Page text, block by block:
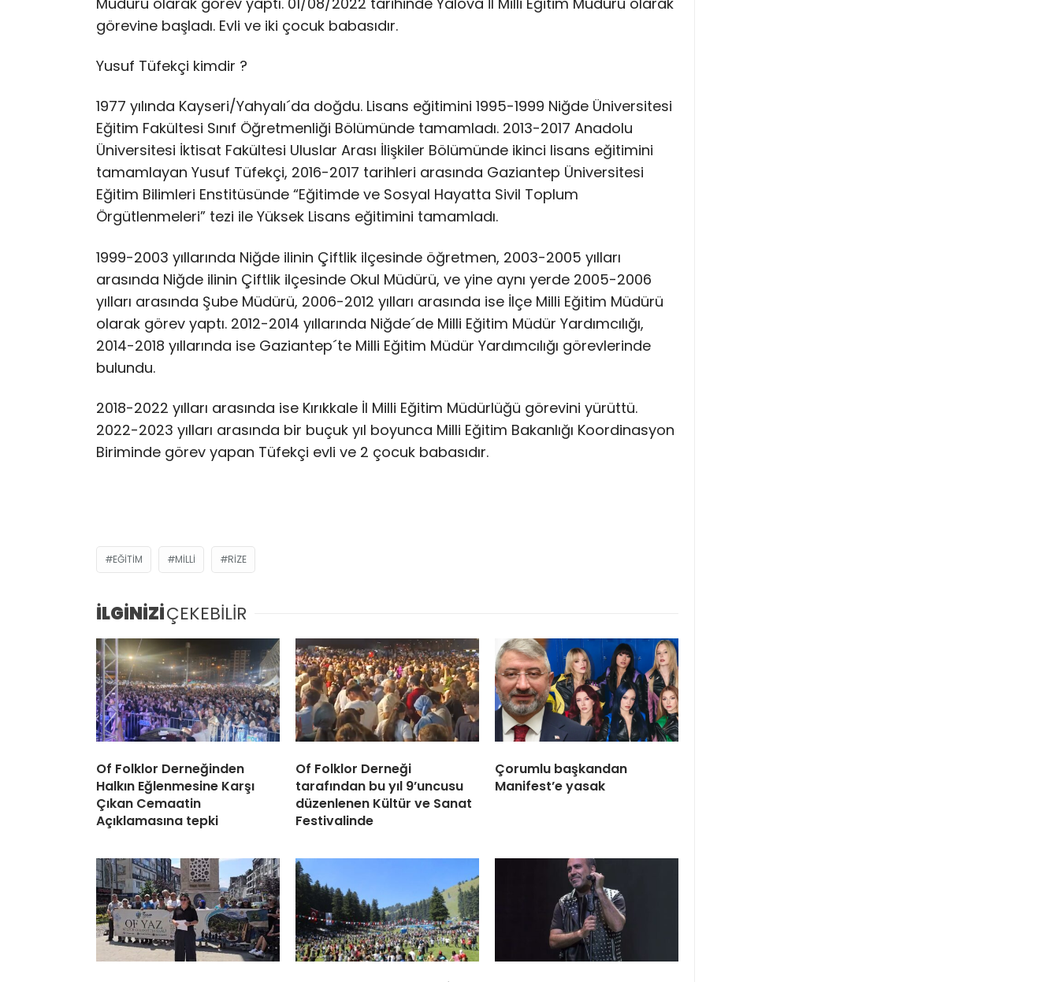
görevine başladı. Evli ve iki çocuk babasıdır.
Yusuf Tüfekçi kimdir ?
1977 yılında Kayseri/Yahyalı´da doğdu. Lisans eğitimini 1995-1999 Niğde Üniversitesi
Eğitim Fakültesi Sınıf Öğretmenliği Bölümünde tamamladı. 2013-2017 Anadolu
Üniversitesi İktisat Fakültesi Uluslar Arası İlişkiler Bölümünde ikinci lisans eğitimini
tamamlayan Yusuf Tüfekçi, 2016-2017 tarihleri arasında Gaziantep Üniversitesi
Eğitim Bilimleri Enstitüsünde “Eğitimde ve Sosyal Hayatta Sivil Toplum
Örgütlenmeleri” tezi ile Yüksek Lisans eğitimini tamamladı.
1999-2003 yıllarında Niğde ilinin Çiftlik ilçesinde öğretmen, 2003-2005 yılları
arasında Niğde ilinin Çiftlik ilçesinde Okul Müdürü, ve yine aynı yerde 2005-2006
yılları arasında Şube Müdürü, 2006-2012 yılları arasında ise İlçe Milli Eğitim Müdürü
olarak görev yaptı. 2012-2014 yıllarında Niğde´de Milli Eğitim Müdür Yardımcılığı,
2014-2018 yıllarında ise Gaziantep´te Milli Eğitim Müdür Yardımcılığı görevlerinde
bulundu.
2018-2022 yılları arasında ise Kırıkkale İl Milli Eğitim Müdürlüğü görevini yürüttü.
2022-2023 yılları arasında bir buçuk yıl boyunca Milli Eğitim Bakanlığı Koordinasyon
Biriminde görev yapan Tüfekçi evli ve 2 çocuk babasıdır.
EĞITIM MILLI RIZE
İLGİNİZİÇEKEBİLİR
Of Folklor Derneğinden
Halkın Eğlenmesine Karşı
Çıkan Cemaatin
Açıklamasına tepki
Of Folklor Derneği
tarafından bu yıl 9’uncusu
düzenlenen Kültür ve Sanat
Festivalinde
Çorumlu başkandan
Manifest’e yasak